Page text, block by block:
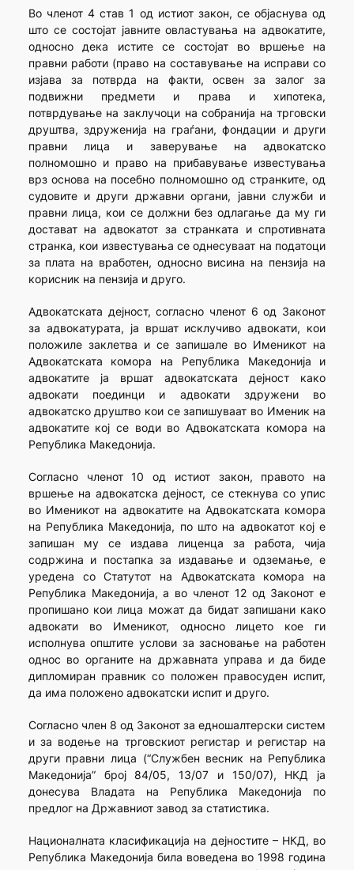
Во членот 4 став 1 од истиот закон, се објаснува од
што се состојат јавните овластувања на адвокатите,
односно дека истите се состојат во вршење на
правни работи (право на составување на исправи со
изјава за потврда на факти, освен за залог за
подвижни предмети и права и хипотека,
потврдување на заклучоци на собранија на трговски
друштва, здруженија на граѓани, фондации и други
правни лица и заверување на адвокатско
полномошно и право на прибавување известувања
врз основа на посебно полномошно од странките, од
судовите и други државни органи, јавни служби и
правни лица, кои се должни без одлагање да му ги
достават на адвокатот за странката и спротивната
странка, кои известувања се однесуваат на податоци
за плата на вработен, односно висина на пензија на
корисник на пензија и друго.
Адвокатската дејност, согласно членот 6 од Законот
за адвокатурата, ја вршат исклучиво адвокати, кои
положиле заклетва и се запишале во Именикот на
Адвокатската комора на Република Македонија и
адвокатите ја вршат адвокатската дејност како
адвокати поединци и адвокати здружени во
адвокатско друштво кои се запишуваат во Именик на
адвокатите кој се води во Адвокатската комора на
Република Македонија.
Согласно членот 10 од истиот закон, правото на
вршење на адвокатска дејност, се стекнува со упис
во Именикот на адвокатите на Адвокатската комора
на Република Македонија, по што на адвокатот кој е
запишан му се издава лиценца за работа, чија
содржина и постапка за издавање и одземање, е
уредена со Статутот на Адвокатската комора на
Република Македонија, а во членот 12 од Законот е
пропишано кои лица можат да бидат запишани како
адвокати во Именикот, односно лицето кое ги
исполнува општите услови за засновање на работен
однос во органите на државната управа и да биде
дипломиран правник со положен правосуден испит,
да има положено адвокатски испит и друго.
Согласно член 8 од Законот за едношалтерски систем
и за водење на трговскиот регистар и регистар на
други правни лица (“Службен весник на Република
Македонија” број 84/05, 13/07 и 150/07), НКД ја
донесува Владата на Република Македонија по
предлог на Државниот завод за статистика.
Националната класификација на дејностите – НКД, во
Република Македонија била воведена во 1998 година